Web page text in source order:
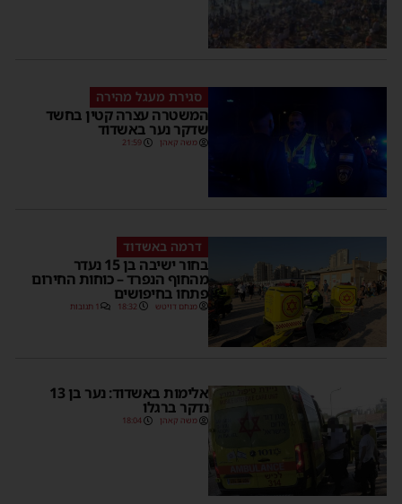
סגירת מעגל מהירה
המשטרה עצרה קטין בחשד
שדקר נער באשדוד
משה קאהן 21:59
דרמה באשדוד
בחור ישיבה בן 15 נעדר
מהחוף הנפרד – כוחות החירום
פתחו בחיפושים
מנחם דויטש 18:32 1 תגובות
אלימות באשדוד: נער בן 13
נדקר ברגלו
משה קאהן 18:04